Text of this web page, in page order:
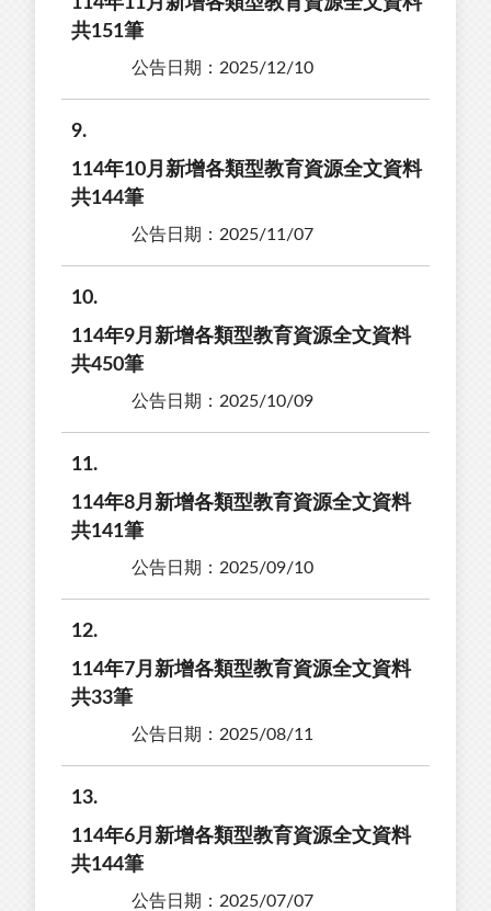
共151筆
公告日期：2025/12/10
9
114年10月新增各類型教育資源全文資料
共144筆
公告日期：2025/11/07
10
114年9月新增各類型教育資源全文資料
共450筆
公告日期：2025/10/09
11
114年8月新增各類型教育資源全文資料
共141筆
公告日期：2025/09/10
12
114年7月新增各類型教育資源全文資料
共33筆
公告日期：2025/08/11
13
114年6月新增各類型教育資源全文資料
共144筆
公告日期：2025/07/07